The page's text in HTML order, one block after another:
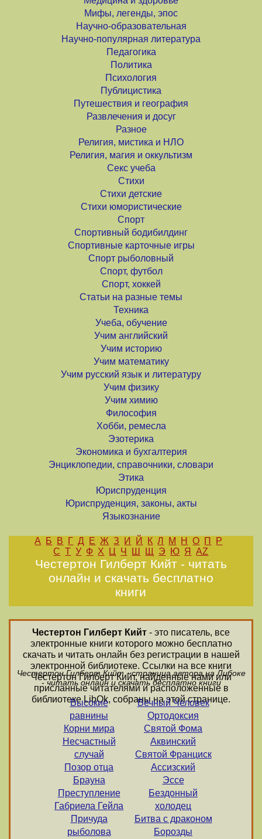
Мифы, легенды, эпос
Научно-образовательная
Научно-популярная литература
Педагогика
Политика
Психология
Публицистика
Путешествия и география
Развлечения и досуг
Разное
Религия, мистика и НЛО
Религия, магия и оккультизм
Секс учеба
Стихи
Стихи детские
Стихи юмористические
Спорт
Спортивный бодибилдинг
Спортивные карточные игры
Спорт рыболовный
Спорт, футбол
Спорт, хоккей
Статьи на разные темы
Техника
Учеба, обучение
Учим английский
Учим историю
Учим математику
Учим русский язык и литературу
Учим физику
Учим химию
Философия
Хобби, ремесла
Эзотерика
Экономика и бухгалтерия
Энциклопедии, справочники, словари
Этика
Юриспруденция
Юриспруденция, законы, акты
Языкознание
А Б В Г Д Е Ж З И Й К Л М Н О П
Р
С Т У Ф Х Ц Ч Ш Щ Э Ю Я AZ
Честертон Гилберт Кийт - читать
онлайн и скачать бесплатно
книги
Честертон Гилберт Кийт - это писатель, все
электронные книги которого можно бесплатно
скачать и читать онлайн без регистрации в нашей
электронной библиотеке. Ссылки на все книги
Честертон Гилберт Кийт, найденные нами или
присланные читателями и расположенные в
библиотеке LibOk, собраны на этой странице.
Честертон Гилберт Кийт - страница автора на Либоке
- читать онлайн и скачать бесплатно книги
Высокие
равнины
Корни мира
Несчастный
случай
Позор отца
Брауна
Преступление
Габриела Гейла
Причуда
рыболова
Вечный Человек
Ортодоксия
Святой Фома
Аквинский
Святой Франциск
Ассизский
Эссе
Бездонный
холодец
Битва с драконом
Борозды